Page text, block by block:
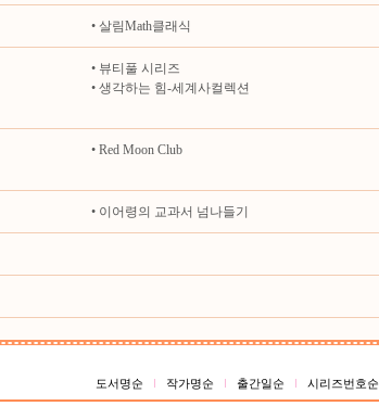
• 살림Math클래식
• 뷰티풀 시리즈
• 생각하는 힘-세계사컬렉션
• Red Moon Club
• 이어령의 교과서 넘나들기
도서명순 작가명순 출간일순 시리즈번호순